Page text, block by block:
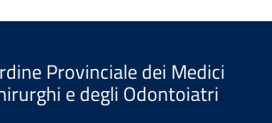
Provinciale dei Medici
e degli Odontoiatri